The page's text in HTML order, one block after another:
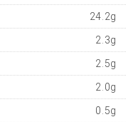
24.2g
2.3g
2.5g
2.0g
0.5g